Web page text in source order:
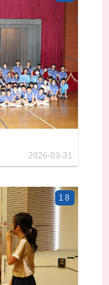
2026-03-31
18